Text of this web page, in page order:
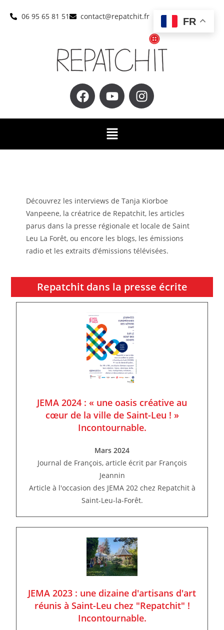
06 95 65 81 51 contact@repatchit.fr
Découvrez les interviews de Tanja Kiorboe
Vanpeene, la créatrice de Repatchit, les articles
parus dans la presse régionale et locale de Saint
Leu La Forêt, ou encore les blogs, les émissions
radio et les extraits d’émissions télévisées.
Repatchit dans la presse écrite
JEMA 2024 : « une oasis créative au
cœur de la ville de Saint-Leu ! »
Incontournable.
Mars 2024
Journal de François, article écrit par François
Jeannin
Article à l'occasion des JEMA 202 chez Repatchit à
Saint-Leu-la-Forêt.
JEMA 2023 : une dizaine d'artisans d'art
réunis à Saint-Leu chez "Repatchit" !
Incontournable.
FR